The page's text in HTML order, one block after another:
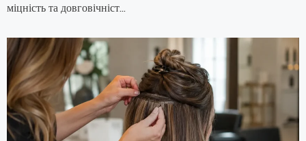
міцність та довговічніст...